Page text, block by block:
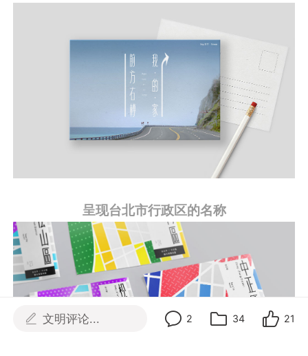
呈现台北市行政区的名称
文明评论... 2 34 21